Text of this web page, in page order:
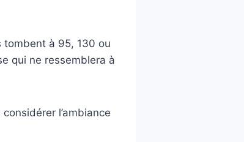
tombent à 95, 130 ou
qui ne ressemblera à
l’ambiance